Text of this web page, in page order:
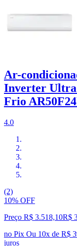
Ar-
Inverter Ultra
Frio
4.0
(2)
10% OFF
Preço R$ 3.518,10R$
no Pix Ou 10x de R$
juros